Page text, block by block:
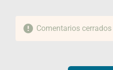
Comentarios cerrados